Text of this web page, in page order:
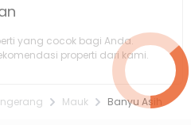
yang cocok bagi Anda.
properti dari kami.
Mauk Banyu Asih